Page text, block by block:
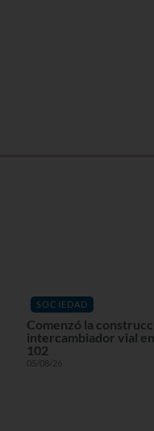
SOCIEDAD
Comenzó la
intercambiador vial
102
05/08/26